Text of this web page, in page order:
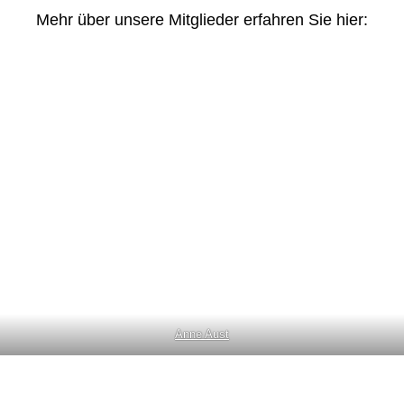
Mehr über unsere Mitglieder erfahren Sie hier:
Anne Aust